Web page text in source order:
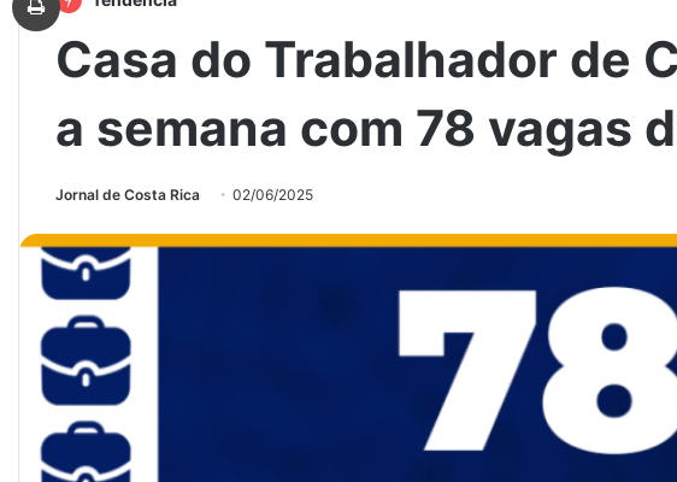
Casa do Trabalhador de
a semana com 78 vagas
Jornal de Costa Rica 02/06/2025